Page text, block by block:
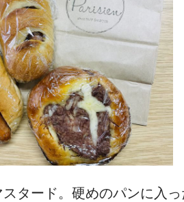
タード。硬めのパンに入